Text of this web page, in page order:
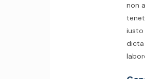
non
iusto
dicta